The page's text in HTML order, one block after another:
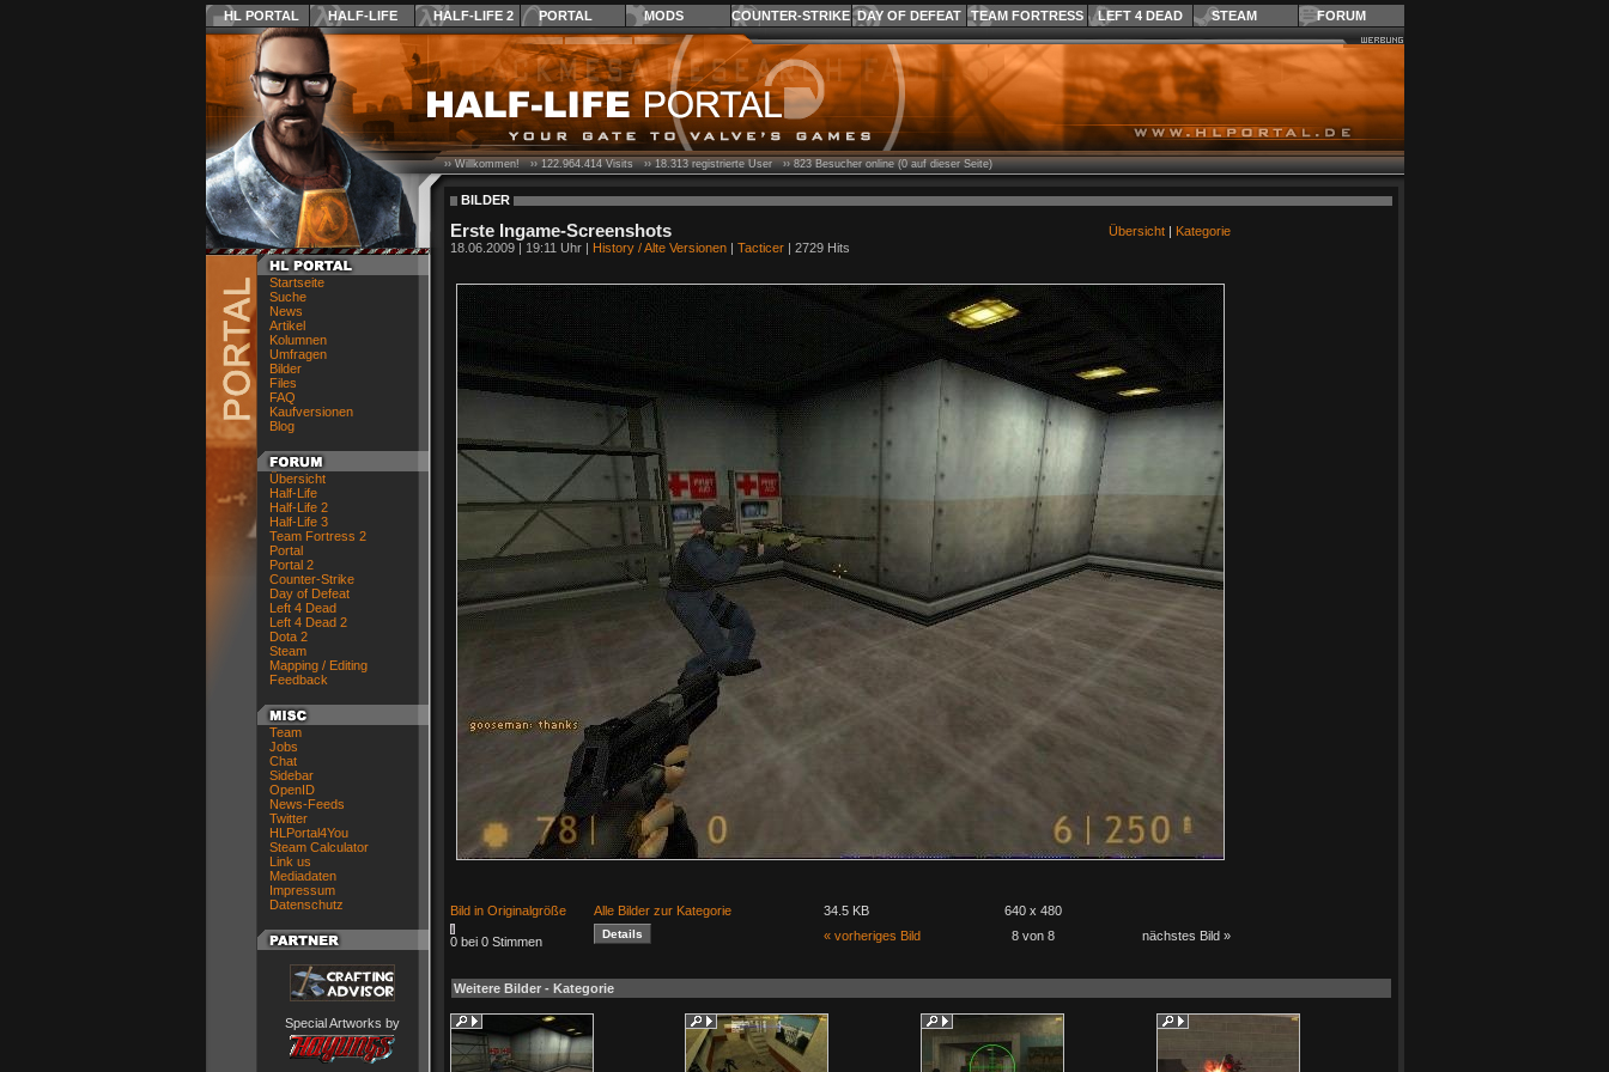
HL PORTAL HALF-LIFE HALF-LIFE 2 PORTAL MODS COUNTER-STRIKE DAY OF DEFEAT TEAM FORTRESS LEFT 4 DEAD STEAM FORUM
Startseite
Suche
News
Artikel
Kolumnen
Umfragen
Bilder
Files
FAQ
Kaufversionen
Blog
Übersicht
Half-Life
Half-Life 2
Half-Life 3
Team Fortress 2
Portal
Portal 2
Counter-Strike
Day of Defeat
Left 4 Dead
Left 4 Dead 2
Dota 2
Steam
Mapping / Editing
Feedback
Team
Jobs
Chat
Sidebar
OpenID
News-Feeds
Twitter
HLPortal4You
Steam Calculator
Link us
Mediadaten
Impressum
Datenschutz
Special Artworks by
›› Willkommen! ››122.964.414Visits ››18.313registrierte User ››823Besucher online (0 auf dieser Seite)
BILDER
Erste Ingame-Screenshots Übersicht| Kategorie
18.06.2009 | 19:11 Uhr | History / Alte Versionen| Tacticer| 2729 Hits
Bild in Originalgröße Alle Bilder zur Kategorie 34.5 KB 640 x 480
0 bei 0 Stimmen « vorheriges Bild 8 von 8 nächstes Bild »
Weitere Bilder - Kategorie